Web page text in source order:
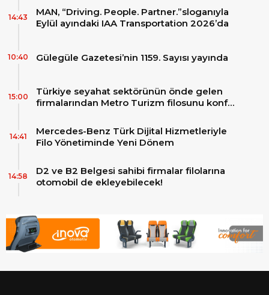
MAN, “Driving. People. Partner.”sloganıyla
Eylül ayındaki IAA Transportation 2026’da
14:43
Gülegüle Gazetesi’nin 1159. Sayısı yayında
10:40
Türkiye seyahat sektörünün önde gelen
firmalarından Metro Turizm filosunu konfor
MAN Skyliner ile güçlendirdi!
15:00
Mercedes-Benz Türk Dijital Hizmetleriyle
Filo Yönetiminde Yeni Dönem
14:41
D2 ve B2 Belgesi sahibi firmalar filolarına
otomobil de ekleyebilecek!
14:58